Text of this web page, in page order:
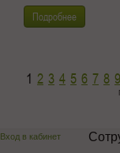
Подробнее
1 2 3 4 5 6 7 8 9
Вход в кабинет